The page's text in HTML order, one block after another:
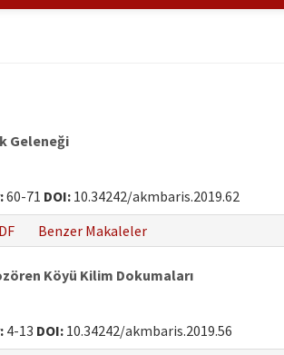
Geleneği
60-71 DOI: 10.34242/akmbaris.2019.62
Benzer Makaleler
Köyü Kilim Dokumaları
4-13 DOI: 10.34242/akmbaris.2019.56